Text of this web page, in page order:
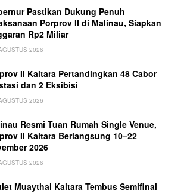
Pastikan Dukung Penuh
Porprov II di Malinau, Siapkan
Rp2 Miliar
2026
II Kaltara Pertandingkan 48 Cabor
dan 2 Eksibisi
2026
Resmi Tuan Rumah Single Venue,
II Kaltara Berlangsung 10–22
2026
2026
Muaythai Kaltara Tembus Semifinal